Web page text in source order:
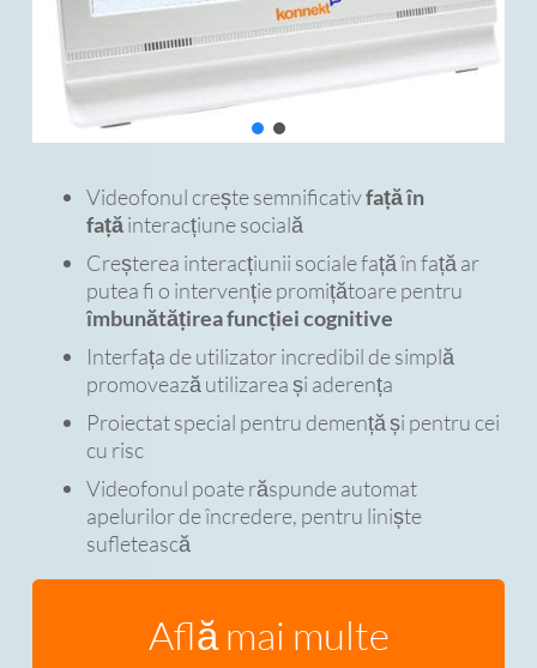
Videofonul crește semnificativfață în
fațăinteracțiune socială
Creșterea interacțiunii sociale față în față ar
putea fi o intervenție promițătoare pentru
îmbunătățirea funcției cognitive
Interfața de utilizator incredibil de simplă
promovează utilizarea și aderența
Proiectat special pentru demență și pentru cei
cu risc
Videofonul poate răspunde automat
apelurilor de încredere, pentru liniște
sufletească
Află mai multe